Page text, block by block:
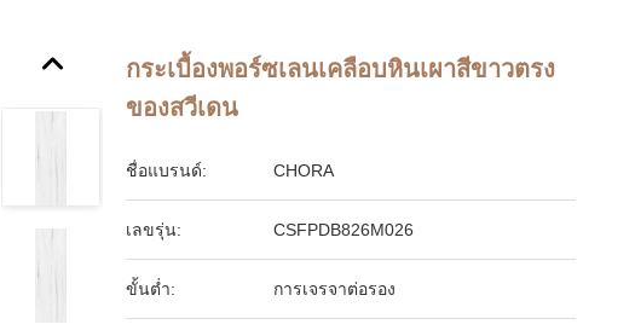
กระเบื้องพอร์ซเลนเคลือบหินเผาสีขาวตรง
ของสวีเดน
ชื่อแบรนด์: CHORA
เลขรุ่น: CSFPDB826M026
ขั้นต่ำ: การเจรจาต่อรอง